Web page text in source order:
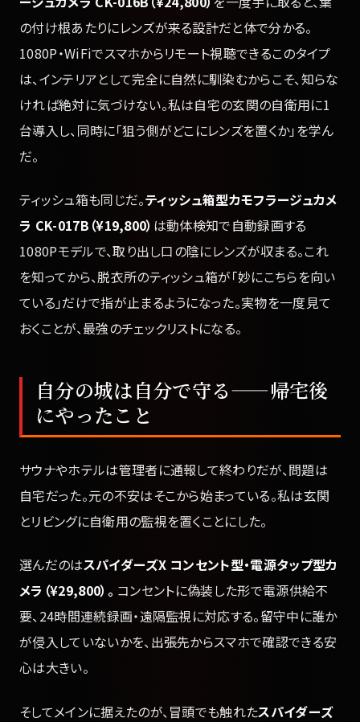
の付け根あたりにレンズが来る設計だと体で分かる。
1080P・WiFiでスマホからリモート視聴できるこのタイプ
は、インテリアとして完全に自然に馴染むからこそ、知らな
ければ絶対に気づけない。私は自宅の玄関の自衛用に1
台導入し、同時に「狙う側がどこにレンズを置くか」を学ん
だ。
ティッシュ箱も同じだ。ティッシュ箱型カモフラージュカメ
ラ CK-017B（¥19,800） は動体検知で自動録画する
1080Pモデルで、取り出し口の陰にレンズが収まる。これ
を知ってから、脱衣所のティッシュ箱が「妙にこちらを向い
ている」だけで指が止まるようになった。実物を一度見て
おくことが、最強のチェックリストになる。
自分の城は自分で守る——帰宅後
にやったこと
サウナやホテルは管理者に通報して終わりだが、問題は
自宅だった。元の不安はそこから始まっている。私は玄関
とリビングに自衛用の監視を置くことにした。
選んだのはスパイダーズX コンセント型・電源タップ型カ
メラ（¥29,800）。 コンセントに偽装した形で電源供給不
要、24時間連続録画・遠隔監視に対応する。留守中に誰か
が侵入していないかを、出張先からスマホで確認できる安
心は大きい。
そしてメインに据えたのが、冒頭でも触れたスパイダーズ